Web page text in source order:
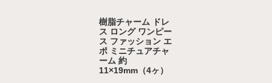
樹脂チャーム ドレ
ス ロング ワンピー
ス ファッション エ
ポ ミニチュアチャ
ーム 約
11×19mm（4ヶ）